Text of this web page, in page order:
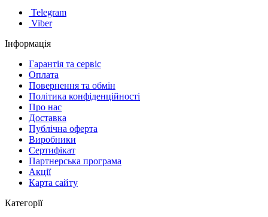
Telegram
Viber
Інформація
Гарантія та сервіс
Оплата
Повернення та обмін
Політика конфіденційності
Про нас
Доставка
Публічна оферта
Виробники
Сертифікат
Партнерська програма
Акції
Карта сайту
Категорії